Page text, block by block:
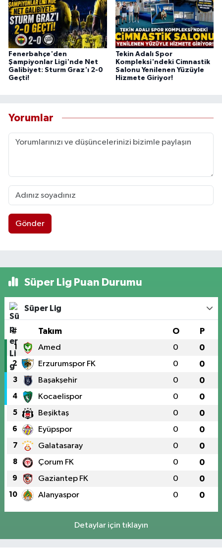
Fenerbahçe'den
Şampiyonlar Ligi'nde Net
Galibiyet: Sturm Graz'ı 2-0
Geçti!
Tekin Adalı Spor
Kompleksi'ndeki Cimnastik
Salonu Yenilenen Yüzüyle
Hizmete Giriyor!
Yorumlar
Gönder
Süper Lig Puan Durumu
Süper Lig
# Takım O P
1 Amed 0 0
2 Erzurumspor FK 0 0
3 Başakşehir 0 0
4 Kocaelispor 0 0
5 Beşiktaş 0 0
6 Eyüpspor 0 0
7 Galatasaray 0 0
8 Çorum FK 0 0
9 Gaziantep FK 0 0
10 Alanyaspor 0 0
Detaylar için tıklayın